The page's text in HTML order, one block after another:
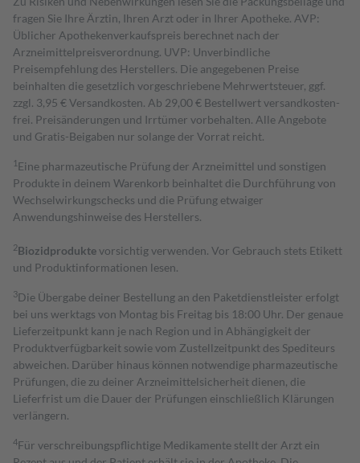
fragen Sie Ihre Ärztin, Ihren Arzt oder in Ihrer Apotheke. AVP:
Üblicher Apothekenverkaufspreis berechnet nach der
Arzneimittelpreisverordnung. UVP: Unverbindliche
Preisempfehlung des Herstellers. Die angegebenen Preise
beinhalten die gesetzlich vorgeschriebene Mehrwertsteuer, ggf.
zzgl. 3,95 € Versandkosten. Ab 29,00 € Bestell­wert versand­kosten­
frei. Preisänderungen und Irrtümer vorbehalten. Alle Angebote
und Gratis-Beigaben nur solange der Vorrat reicht.
1 Eine pharmazeutische Prüfung der Arzneimittel und sonstigen
Produkte in deinem Warenkorb beinhaltet die Durchführung von
Wechselwirkungschecks und die Prüfung etwaiger
Anwendungshinweise des Herstellers.
2Biozidproduktevorsichtig verwenden. Vor Gebrauch stets Etikett
und Produktinformationen lesen.
3Die Übergabe deiner Bestellung an den Paketdienstleister erfolgt
bei uns werktags von Montag bis Freitag bis 18:00 Uhr. Der genaue
Lieferzeitpunkt kann je nach Region und in Abhängigkeit der
Produktverfügbarkeit sowie vom Zustellzeitpunkt des Spediteurs
abweichen. Darüber hinaus können notwendige pharmazeutische
Prüfungen, die zu deiner Arzneimittelsicherheit dienen, die
Lieferfrist um die Dauer der Prüfungen einschließlich Klärungen
verlängern.
4Für verschreibungspflichtige Medikamente stellt der Arzt ein